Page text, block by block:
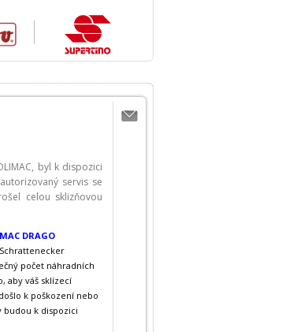
byl k dispozici
servis se
celou sklizňovou
DRAGO
počet náhradních
aby váš sklízecí
k poškození nebo
budou k dispozici